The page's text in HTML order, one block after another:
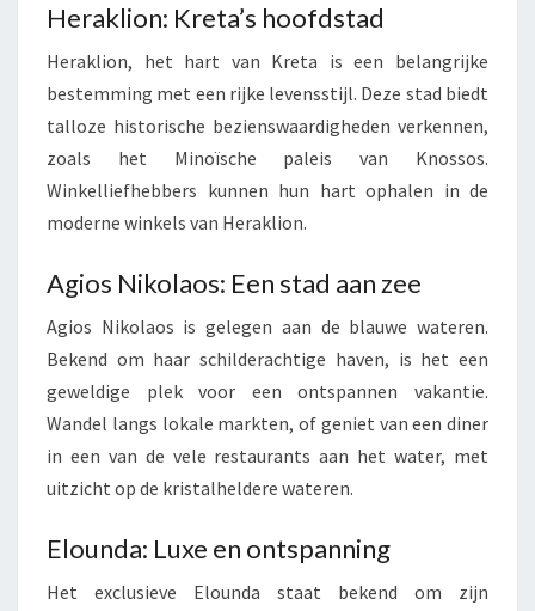
Heraklion: Kreta’s hoofdstad
Heraklion, het hart van Kreta is een belangrijke
bestemming met een rijke levensstijl. Deze stad biedt
talloze historische bezienswaardigheden verkennen,
zoals het Minoïsche paleis van Knossos.
Winkelliefhebbers kunnen hun hart ophalen in de
moderne winkels van Heraklion.
Agios Nikolaos: Een stad aan zee
Agios Nikolaos is gelegen aan de blauwe wateren.
Bekend om haar schilderachtige haven, is het een
geweldige plek voor een ontspannen vakantie.
Wandel langs lokale markten, of geniet van een diner
in een van de vele restaurants aan het water, met
uitzicht op de kristalheldere wateren.
Elounda: Luxe en ontspanning
Het exclusieve Elounda staat bekend om zijn